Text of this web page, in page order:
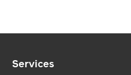
Services